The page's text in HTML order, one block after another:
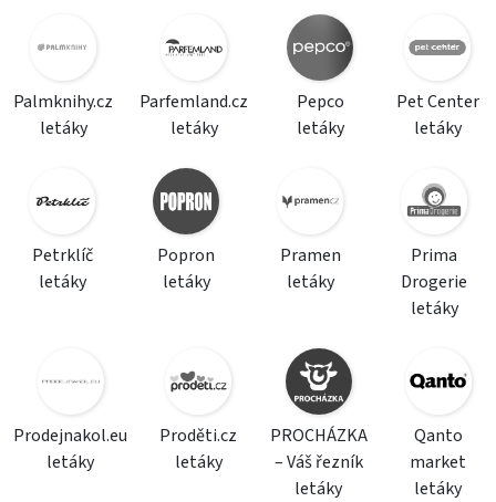
Palmknihy.cz
letáky
Parfemland.cz
letáky
Pepco
letáky
Pet Center
letáky
Petrklíč
letáky
Popron
letáky
Pramen
letáky
Prima
Drogerie
letáky
Prodejnakol.eu
letáky
Proděti.cz
letáky
PROCHÁZKA
– Váš řezník
letáky
Qanto
market
letáky